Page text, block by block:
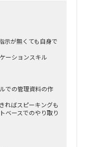
示が無くても自身で
ーションスキル
での管理資料の作
ればスピーキングも
ベースでのやり取り